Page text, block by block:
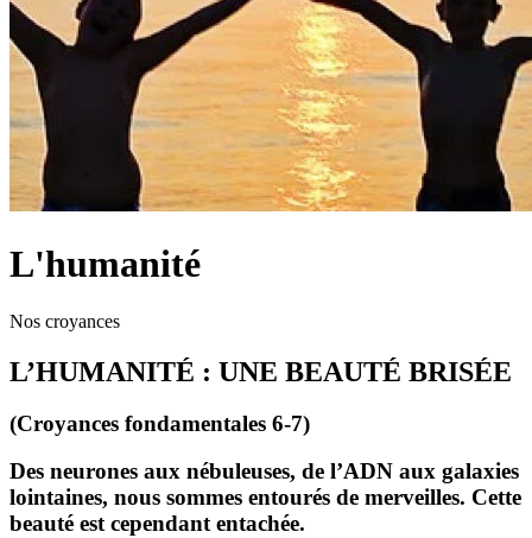
L'humanité
Nos croyances
L’HUMANITÉ : UNE BEAUTÉ BRISÉE
(Croyances fondamentales 6-7)
Des neurones aux nébuleuses, de l’ADN aux galaxies
lointaines, nous sommes entourés de merveilles. Cette
beauté est cependant entachée.